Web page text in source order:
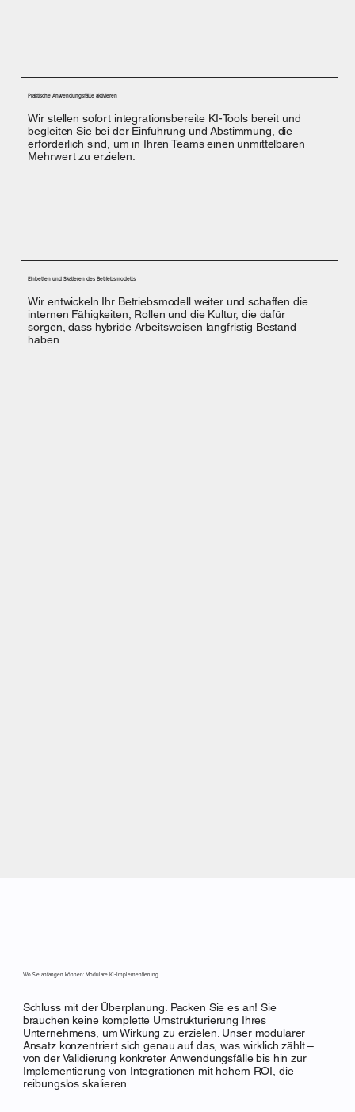
Praktische Anwendungsfälle aktivieren
Wir stellen sofort integrationsbereite KI-Tools bereit und
begleiten Sie bei der Einführung und Abstimmung, die
erforderlich sind, um in Ihren Teams einen unmittelbaren
Mehrwert zu erzielen.
Einbetten und Skalieren des Betriebsmodells
Wir entwickeln Ihr Betriebsmodell weiter und schaffen die
internen Fähigkeiten, Rollen und die Kultur, die dafür
sorgen, dass hybride Arbeitsweisen langfristig Bestand
haben.
Wo Sie anfangen können: Modulare KI-Implementierung
Schluss mit der Überplanung. Packen Sie es an! Sie
brauchen keine komplette Umstrukturierung Ihres
Unternehmens, um Wirkung zu erzielen. Unser modularer
Ansatz konzentriert sich genau auf das, was wirklich zählt –
von der Validierung konkreter Anwendungsfälle bis hin zur
Implementierung von Integrationen mit hohem ROI, die
reibungslos skalieren.